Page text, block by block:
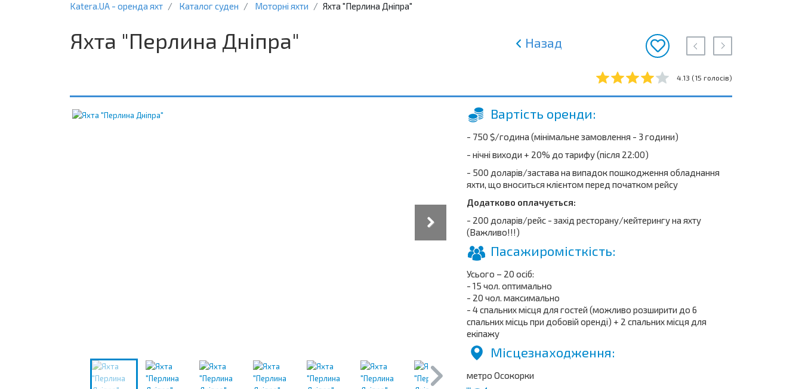
Katera.UA - оренда яхт Каталог суден Моторні яхти Яхта "Перлина Дніпра"
Яхта "Перлина Дніпра" Назад
4.13 (15 голосів)
Вартість оренди:
- 750 $/година (мінімальне замовлення - 3 години)
- нічні виходи + 20% до тарифу (після 22:00)
- 500 доларів/застава на випадок пошкодження обладнання
яхти, що вноситься клієнтом перед початком рейсу
Додатково оплачується:
- 200 доларів/рейс - захід ресторану/кейтерингу на яхту
(Важливо!!!)
Пасажиромісткість:
Усього – 20 осіб:
- 15 чол. оптимально
- 20 чол. максимально
- 4 спальних місця для гостей (можливо розширити до 6
спальних місць при добовій оренді) + 2 спальних місця для
екіпажу
Місцезнаходження:
метро Осокорки